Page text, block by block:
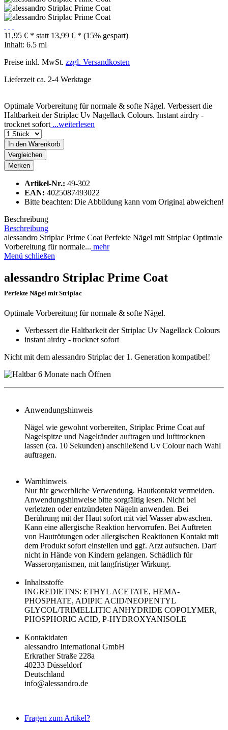
11,95 € * statt 13,99 € * (15% gespart)
Inhalt: 6.5 ml
Preise inkl. MwSt. zzgl. Versandkosten
Lieferzeit ca. 2-4 Werktage
Optimale Vorbereitung für normale & softe Nägel. Verbessert die
Haltbarkeit der Striplac Uv Nagellack Colours. Instant airdry -
trocknet sofort ...weiterlesen
In den Warenkorb
Vergleichen
Merken
Artikel-Nr.: 49-302
EAN: 4025087493022
Bitte beachten: Die Abbildung kann vom Original abweichen!
Beschreibung
Beschreibung
alessandro Striplac Prime Coat Perfekte Nägel mit Striplac Optimale
Vorbereitung für normale... mehr
Menü schließen
alessandro Striplac Prime Coat
Perfekte Nägel mit Striplac
Optimale Vorbereitung für normale & softe Nägel.
Verbessert die Haltbarkeit der Striplac Uv Nagellack Colours
instant airdry - trocknet sofort
Nicht mit dem alessandro Striplac der 1. Generation kompatibel!
Anwendungshinweis
Nägel wie gewohnt vorbereiten, Striplac Prime Coat auf
Nagelspitze und Nagelränder auftragen und lufttrocknen
lassen (ca. 10 Sekunden) anschließend Uv Colour nach Wahl
auftragen.
Warnhinweis
Nur für gewerbliche Verwendung. Hautkontakt vermeiden.
Anwendungshinweise bitte sorgfältig lesen. Nicht bei
verletzten oder entzündeten Nägeln anwenden. Bei
Berührung mit der Haut sofort mit viel Wasser abwaschen.
Kann eine allergische Reaktion hervorrufen. Bei Auftreten
von Hautrötungen oder allergischen Reaktionen Kontakt mit
dem Produkt sofort einstellen und ggf. Arzt aufsuchen. Darf
nicht in Hände von Kindern gelangen. Schädlich für
Wasserorganismen, mit langfristiger Wirkung.
Inhaltsstoffe
INGREDIETNS: ETHYL ACETATE, HEMA-
PHOSPHATE, ADIPIC ACID/NEOPENTYL
GLYCOL/TRIMELLITIC ANHYDRIDE COPOLYMER,
PHOSPHORIC ACID, P-HYDROXYANISOLE
Kontaktdaten
alessandro International GmbH
Erkrather Straße 228a
40233 Düsseldorf
Deutschland
info@alessandro.de
Fragen zum Artikel?